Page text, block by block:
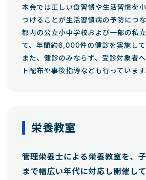
本会では正しい食習慣や生活習慣を
つけることが生活習慣病の予防につな
都内の公立小中学校および一部の私
て、年間約6,000件の健診を実施して
また、健診のみならず、受診対象者
ト配布や事後指導なども行っています
栄養教室
管理栄養士による栄養教室を、
まで幅広い年代に対応し開催し